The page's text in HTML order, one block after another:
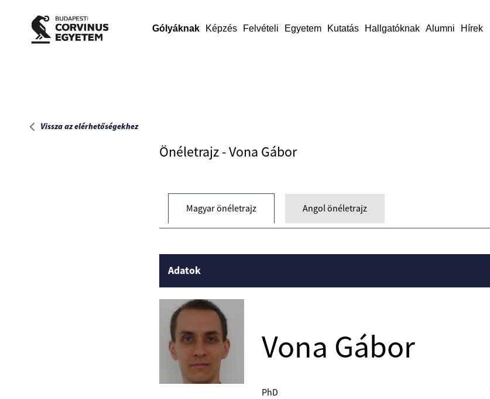
Gólyáknak Képzés Felvételi Egyetem Kutatás Hallgatóknak Alumni Hírek
Vissza az elérhetőségekhez
Önéletrajz - Vona Gábor
Magyar önéletrajz Angol önéletrajz
Adatok
Vona Gábor
PhD